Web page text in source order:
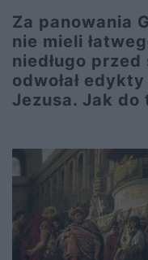
Za panowania
nie mieli
niedługo przed
odwołał
Jezusa. Jak do